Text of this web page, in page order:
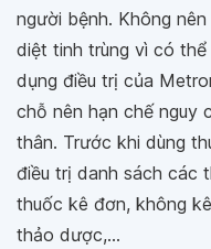
người bệnh. Không
diệt tinh trùng vì có
dụng điều trị của
chỗ nên hạn chế nguy
thân. Trước khi dùng
điều trị danh sách các
thuốc kê đơn, không
thảo dược,...